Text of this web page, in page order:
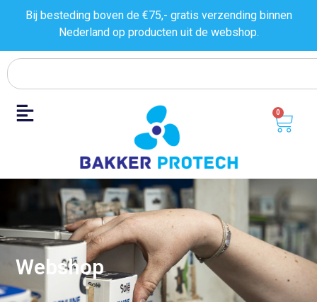
Bij besteding boven de €75,- gratis verzending binnen
Nederland op producten uit de webshop.
0
Webshop